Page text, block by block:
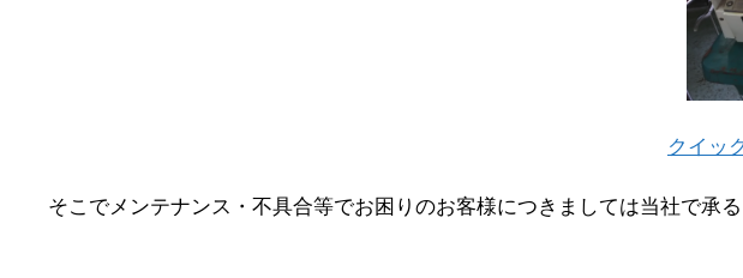
クイッ
そこでメンテナンス・不具合等でお困りのお客様につきましては当社で承